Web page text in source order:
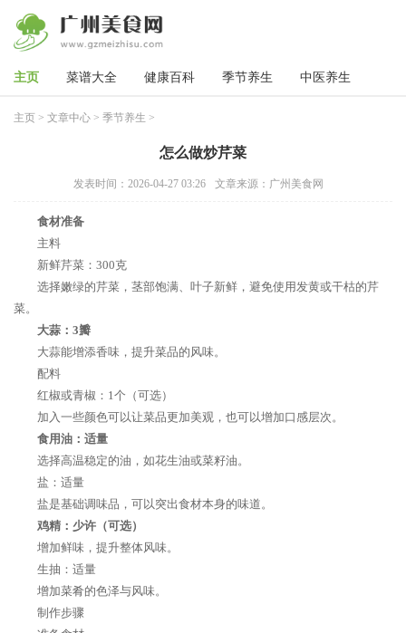
主页 菜谱大全 健康百科 季节养生 中医养生
主页 > 文章中心 > 季节养生 >
怎么做炒芹菜
发表时间：2026-04-27 03:26 文章来源：广州美食网
食材准备
主料
新鲜芹菜：300克
选择嫩绿的芹菜，茎部饱满、叶子新鲜，避免使用发黄或干枯的芹
菜。
大蒜：3瓣
大蒜能增添香味，提升菜品的风味。
配料
红椒或青椒：1个（可选）
加入一些颜色可以让菜品更加美观，也可以增加口感层次。
食用油：适量
选择高温稳定的油，如花生油或菜籽油。
盐：适量
盐是基础调味品，可以突出食材本身的味道。
鸡精：少许（可选）
增加鲜味，提升整体风味。
生抽：适量
增加菜肴的色泽与风味。
制作步骤